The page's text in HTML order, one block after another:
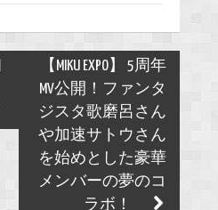
【MIKU EXPO】 5周年
MV公開！ファンタ
ジスタ歌磨呂さん
や加速サトウさん
を始めとした豪華
メンバーの夢のコ
ラボ！